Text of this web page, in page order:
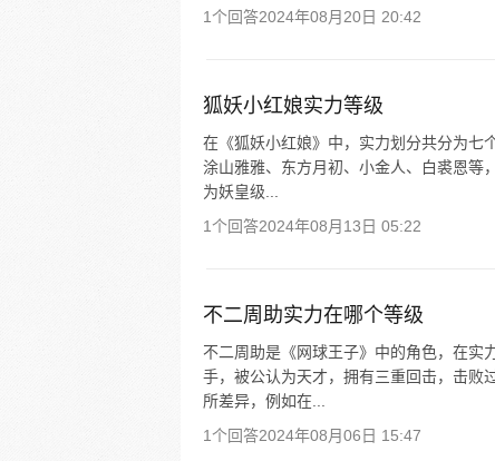
1个回答2024年08月20日 20:42
狐妖小红娘实力等级
在《狐妖小红娘》中，实力划分共分为七
涂山雅雅、东方月初、小金人、白裘恩等
为妖皇级...
1个回答2024年08月13日 05:22
不二周助实力在哪个等级
不二周助是《网球王子》中的角色，在实
手，被公认为天才，拥有三重回击，击败
所差异，例如在...
1个回答2024年08月06日 15:47